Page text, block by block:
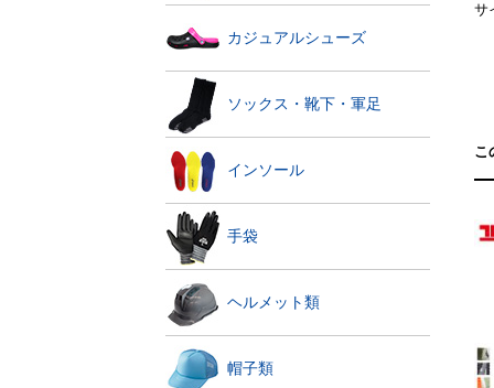
カジュアルシューズ
ソックス・靴下・軍足
インソール
手袋
ヘルメット類
帽子類
サ
こ